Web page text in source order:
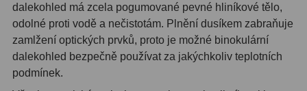
OIII21
Hβ4
SII2
dalekohled má zcela pogumované pevné hliníkové tělo,
odolné proti vodě a nečistotám. Plnění dusíkem zabraňuje
zamlžení optických prvků, proto je možné binokulární
dalekohled bezpečně používat za jakýchkoliv teplotních
podmínek.